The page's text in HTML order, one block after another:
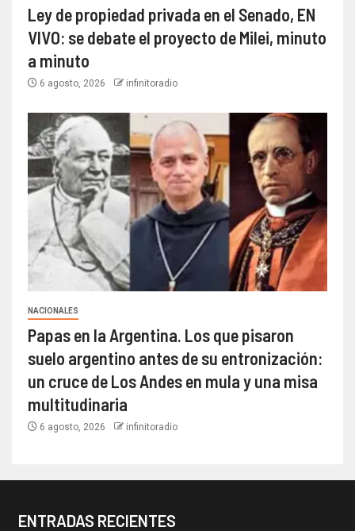
Ley de propiedad privada en el Senado, EN
VIVO: se debate el proyecto de Milei, minuto
a minuto
6 agosto, 2026 infinitoradio
NACIONALES
Papas en la Argentina. Los que pisaron
suelo argentino antes de su entronización:
un cruce de Los Andes en mula y una misa
multitudinaria
6 agosto, 2026 infinitoradio
ENTRADAS RECIENTES